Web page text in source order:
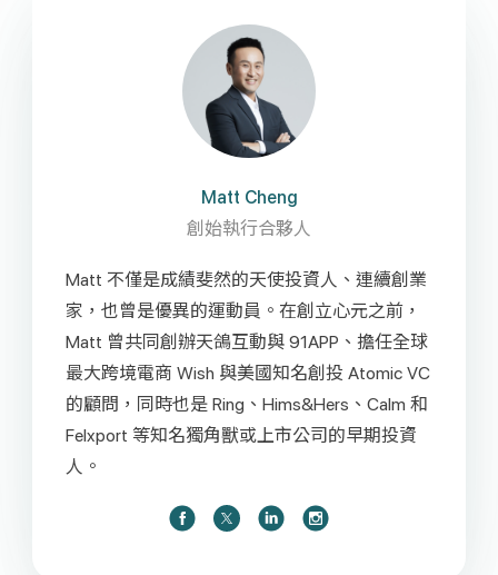
Matt Cheng
創始執行合夥人
Matt 不僅是成績斐然的天使投資人、連續創業
家，也曾是優異的運動員。在創立心元之前，
Matt 曾共同創辦天鴿互動與 91APP、擔任全球
最大跨境電商 Wish 與美國知名創投 Atomic VC
的顧問，同時也是 Ring、Hims&Hers、Calm 和
Felxport 等知名獨角獸或上市公司的早期投資
人。